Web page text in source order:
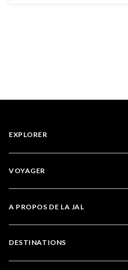
EXPLORER
VOYAGER
A PROPOS DE LA JAL
DESTINATIONS